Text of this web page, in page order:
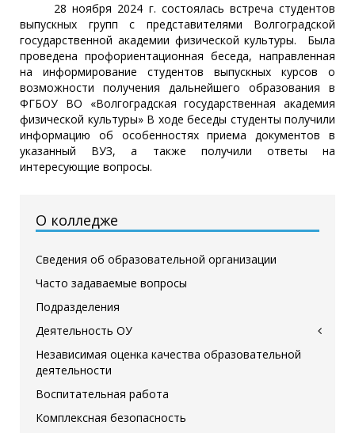
28 ноября 2024 г. состоялась встреча студентов
выпускных групп с представителями Волгоградской
государственной академии физической культуры. Была
проведена профориентационная беседа, направленная
на информирование студентов выпускных курсов о
возможности получения дальнейшего образования в
ФГБОУ ВО «Волгоградская государственная академия
физической культуры» В ходе беседы студенты получили
информацию об особенностях приема документов в
указанный ВУЗ, а также получили ответы на
интересующие вопросы.
О колледже
Сведения об образовательной организации
Часто задаваемые вопросы
Подразделения
Деятельность ОУ
Независимая оценка качества образовательной
деятельности
Воспитательная работа
Комплексная безопасность